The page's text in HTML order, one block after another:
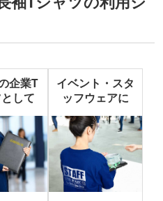
企業T
して
イベント・スタ
ッフウェアに